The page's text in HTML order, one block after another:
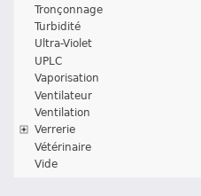
Tronçonnage
Turbidité
Ultra-Violet
UPLC
Vaporisation
Ventilateur
Ventilation
Verrerie
Vétérinaire
Vide